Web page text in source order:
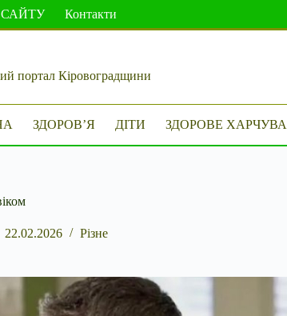
Контакти
портал Кіровоградщини
ЗДОРОВ’Я ДІТИ ЗДОРОВЕ
22.02.2026 Різне